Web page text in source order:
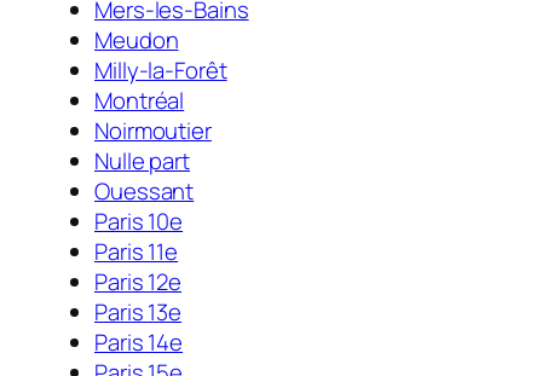
Mers-les-Bains
Meudon
Milly-la-Forêt
Montréal
Noirmoutier
Nulle part
Ouessant
Paris 10e
Paris 11e
Paris 12e
Paris 13e
Paris 14e